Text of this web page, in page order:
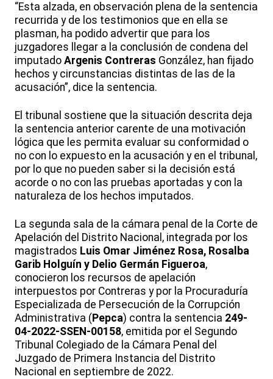
“Esta alzada, en observación plena de la sentencia
recurrida y de los testimonios que en ella se
plasman, ha podido advertir que para los
juzgadores llegar a la conclusión de condena del
imputado Argenis Contreras González, han fijado
hechos y circunstancias distintas de las de la
acusación”, dice la sentencia.
El tribunal sostiene que la situación descrita deja
la sentencia anterior carente de una motivación
lógica que les permita evaluar su conformidad o
no con lo expuesto en la acusación y en el tribunal,
por lo que no pueden saber si la decisión está
acorde o no con las pruebas aportadas y con la
naturaleza de los hechos imputados.
La segunda sala de la cámara penal de la Corte de
Apelación del Distrito Nacional, integrada por los
magistrados Luis Omar Jiménez Rosa, Rosalba
Garib Holguín y Delio Germán Figueroa,
conocieron los recursos de apelación
interpuestos por Contreras y por la Procuraduría
Especializada de Persecución de la Corrupción
Administrativa ( Pepca) contra la sentencia 249-
04-2022-SSEN-00158, emitida por el Segundo
Tribunal Colegiado de la Cámara Penal del
Juzgado de Primera Instancia del Distrito
Nacional en septiembre de 2022.